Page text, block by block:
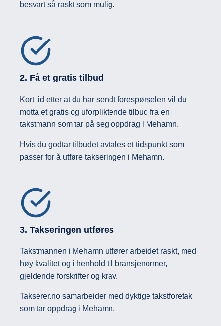
besvart så raskt som mulig.
2. Få et gratis tilbud
Kort tid etter at du har sendt forespørselen vil du
motta et gratis og uforpliktende tilbud fra en
takstmann som tar på seg oppdrag i Mehamn.
Hvis du godtar tilbudet avtales et tidspunkt som
passer for å utføre takseringen i Mehamn.
3. Takseringen utføres
Takstmannen i Mehamn utfører arbeidet raskt, med
høy kvalitet og i henhold til bransje­normer,
gjeldende forskrifter og krav.
Takserer.no samarbeider med dyktige takstforetak
som tar oppdrag i Mehamn.